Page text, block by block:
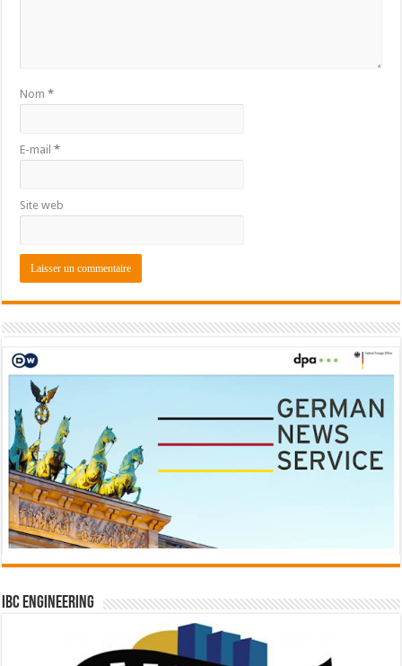
Nom*
E-mail*
Site web
IBC Engineering